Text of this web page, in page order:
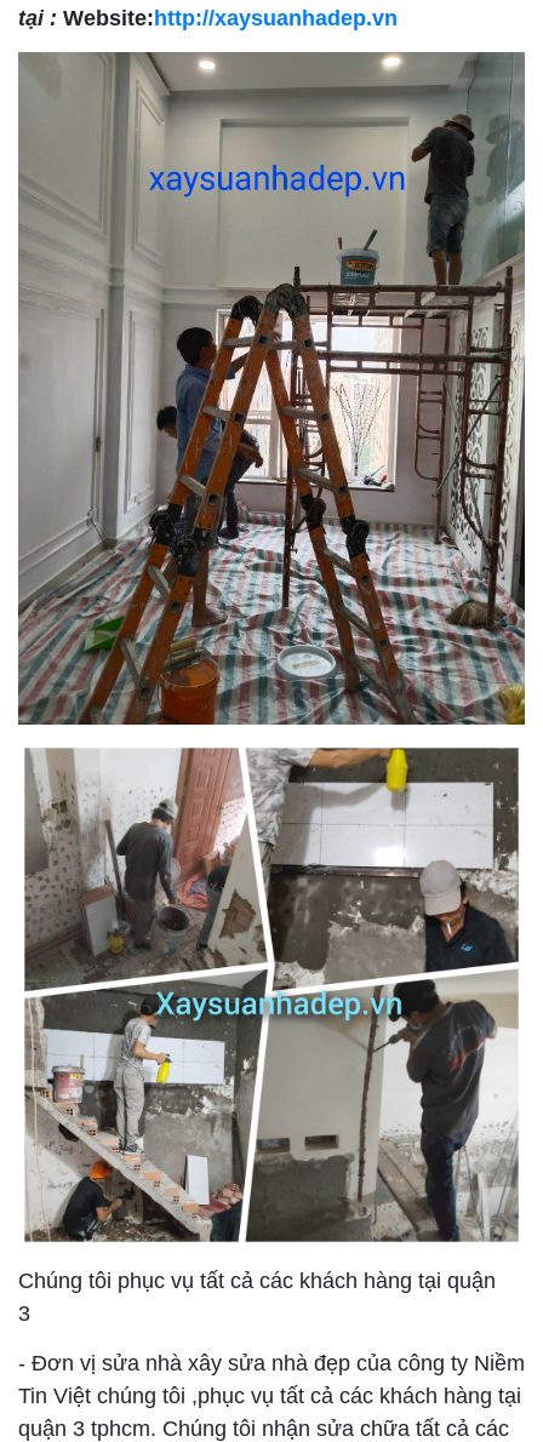
tại : Website:http://xaysuanhadep.vn
Chúng tôi phục vụ tất cả các khách hàng tại quận
3
- Đơn vị sửa nhà xây sửa nhà đẹp của công ty Niềm
Tin Việt chúng tôi ,phục vụ tất cả các khách hàng tại
quận 3 tphcm. Chúng tôi nhận sửa chữa tất cả các